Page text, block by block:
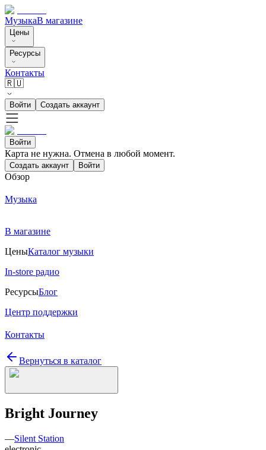
МузыкаВ магазине
Цены
Ресурсы
Контакты
🇷🇺
Войти Создать аккаунт
Войти
Карта не нужна. Отмена в любой момент.
Создать аккаунт Войти
Обзор
Музыка
В магазине
ЦеныКаталог музыки
In-store радио
РесурсыБлог
Центр поддержки
Контакты
Вернуться в каталог
Bright Journey
—Silent Station